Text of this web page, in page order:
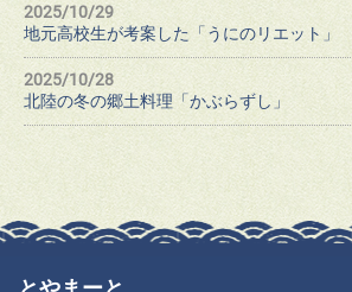
2025/10/29
地元高校生が考案した「うにのリエット」
2025/10/28
北陸の冬の郷土料理「かぶらずし」